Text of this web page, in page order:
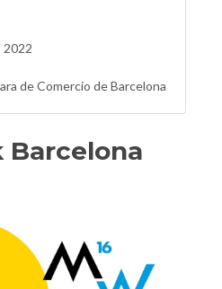
2022
de Comercio de Barcelona
Barcelona